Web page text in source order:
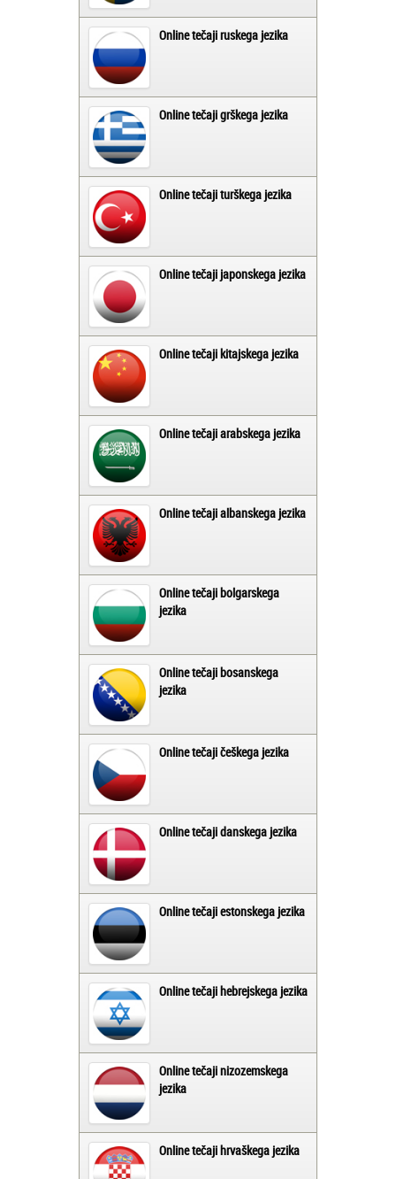
Online tečaji ruskega jezika
Online tečaji grškega jezika
Online tečaji turškega jezika
Online tečaji japonskega jezika
Online tečaji kitajskega jezika
Online tečaji arabskega jezika
Online tečaji albanskega jezika
Online tečaji bolgarskega
jezika
Online tečaji bosanskega
jezika
Online tečaji češkega jezika
Online tečaji danskega jezika
Online tečaji estonskega jezika
Online tečaji hebrejskega jezika
Online tečaji nizozemskega
jezika
Online tečaji hrvaškega jezika